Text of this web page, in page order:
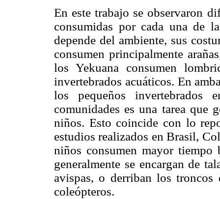
En este trabajo se observaron
consumidas por cada una de
depende del ambiente, sus
consumen principalmente
los Yekuana consumen
invertebrados acuáticos. En
los pequeños
comunidades es una tarea que
niños. Esto coincide con lo
estudios realizados en Brasil,
niños consumen mayor tiempo
generalmente se encargan de
avispas, o derriban los troncos
coleópteros.